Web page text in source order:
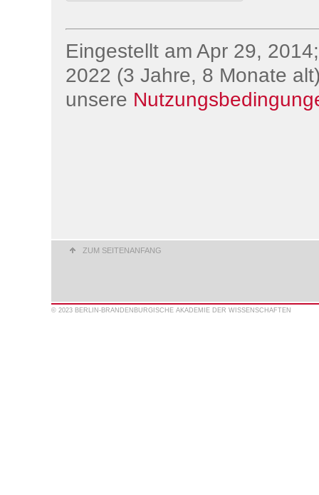
Eingestellt am Apr 29,
2022 (3 Jahre, 8 Monate
unsere
ZUM SEITENANFANG
© 2023 BERLIN-BRANDENBURGISCHE AKADEMIE DER WISSENSCHAFTEN